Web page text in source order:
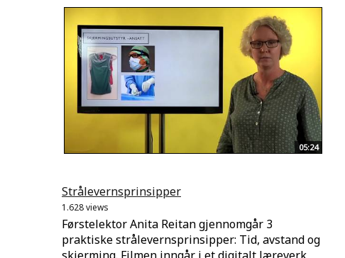
05:24
Strålevernsprinsipper
1.628 views
Førstelektor Anita Reitan gjennomgår 3
praktiske strålevernsprinsipper: Tid, avstand og